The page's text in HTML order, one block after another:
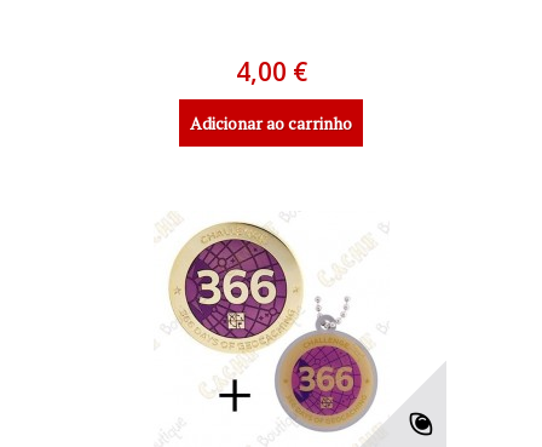
4,00 €
Adicionar ao carrinho